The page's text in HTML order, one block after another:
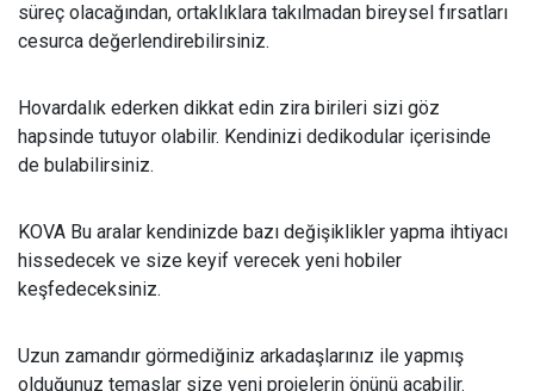
süreç olacağından, ortaklıklara takılmadan bireysel fırsatları
cesurca değerlendirebilirsiniz.
Hovardalık ederken dikkat edin zira birileri sizi göz
hapsinde tutuyor olabilir. Kendinizi dedikodular içerisinde
de bulabilirsiniz.
KOVA Bu aralar kendinizde bazı değişiklikler yapma ihtiyacı
hissedecek ve size keyif verecek yeni hobiler
keşfedeceksiniz.
Uzun zamandır görmediğiniz arkadaşlarınız ile yapmış
olduğunuz temaslar size yeni projelerin önünü açabilir.